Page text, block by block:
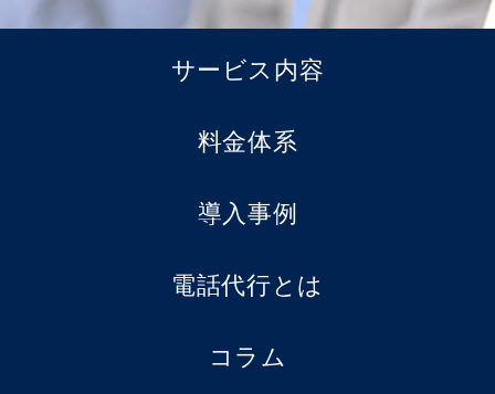
サービス内容
料金体系
導入事例
電話代行とは
コラム